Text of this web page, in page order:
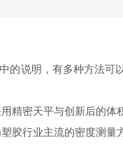
的说明，有多种方法可
精密天平与创新后的体
胶行业主流的密度测量